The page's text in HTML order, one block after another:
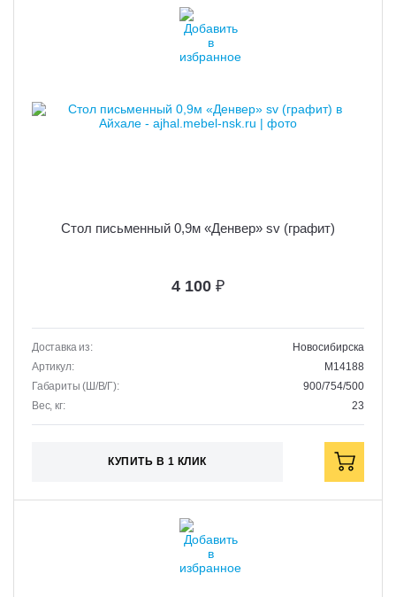
Стол письменный 0,9м «Денвер» sv (графит)
4 100 ₽
Доставка из:
Новосибирска
Артикул:
M14188
Габариты (Ш/В/Г):
900/754/500
Вес, кг:
23
КУПИТЬ В 1 КЛИК